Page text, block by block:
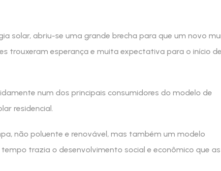
solar, abriu-se uma grande brecha para que um novo
trouxeram esperança e muita expectativa para o início de
num dos principais consumidores do modelo de
residencial.
não poluente e renovável, mas também um modelo
trazia o desenvolvimento social e econômico que as